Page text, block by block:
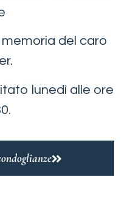
del caro
lunedì alle ore